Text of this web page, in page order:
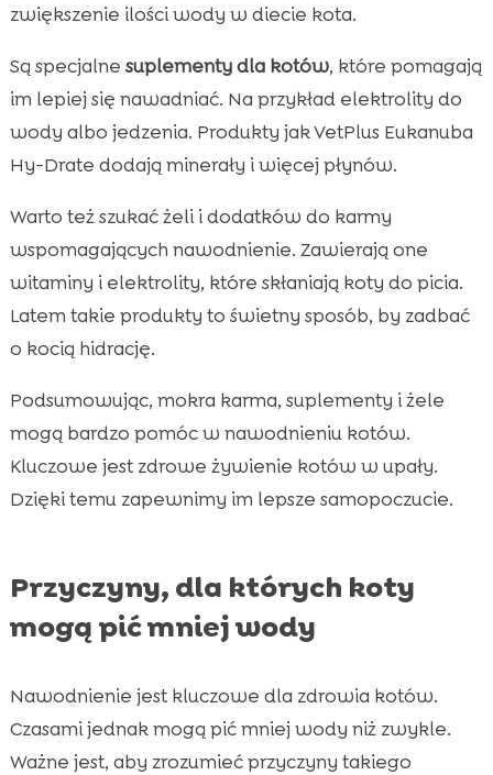
zwiększenie ilości wody w diecie kota.
Są specjalne suplementy dla kotów, które pomagają
im lepiej się nawadniać. Na przykład elektrolity do
wody albo jedzenia. Produkty jak VetPlus Eukanuba
Hy-Drate dodają minerały i więcej płynów.
Warto też szukać żeli i dodatków do karmy
wspomagających nawodnienie. Zawierają one
witaminy i elektrolity, które skłaniają koty do picia.
Latem takie produkty to świetny sposób, by zadbać
o kocią hidrację.
Podsumowując, mokra karma, suplementy i żele
mogą bardzo pomóc w nawodnieniu kotów.
Kluczowe jest zdrowe żywienie kotów w upały.
Dzięki temu zapewnimy im lepsze samopoczucie.
Przyczyny, dla których koty
mogą pić mniej wody
Nawodnienie jest kluczowe dla zdrowia kotów.
Czasami jednak mogą pić mniej wody niż zwykle.
Ważne jest, aby zrozumieć przyczyny takiego